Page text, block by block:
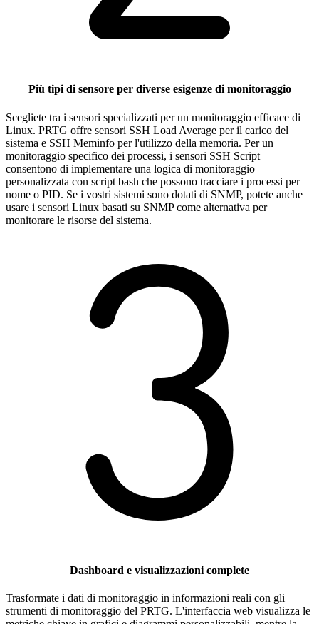
Più tipi di sensore per diverse esigenze di monitoraggio
Scegliete tra i sensori specializzati per un monitoraggio efficace di
Linux. PRTG offre sensori SSH Load Average per il carico del
sistema e SSH Meminfo per l'utilizzo della memoria. Per un
monitoraggio specifico dei processi, i sensori SSH Script
consentono di implementare una logica di monitoraggio
personalizzata con script bash che possono tracciare i processi per
nome o PID. Se i vostri sistemi sono dotati di SNMP, potete anche
usare i sensori Linux basati su SNMP come alternativa per
monitorare le risorse del sistema.
Dashboard e visualizzazioni complete
Trasformate i dati di monitoraggio in informazioni reali con gli
strumenti di monitoraggio del PRTG. L'interfaccia web visualizza le